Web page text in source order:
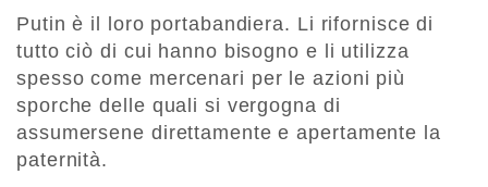
Putin è il loro portabandiera. Li rifornisce di
tutto ciò di cui hanno bisogno e li utilizza
spesso come mercenari per le azioni più
sporche delle quali si vergogna di
assumersene direttamente e apertamente la
paternità.